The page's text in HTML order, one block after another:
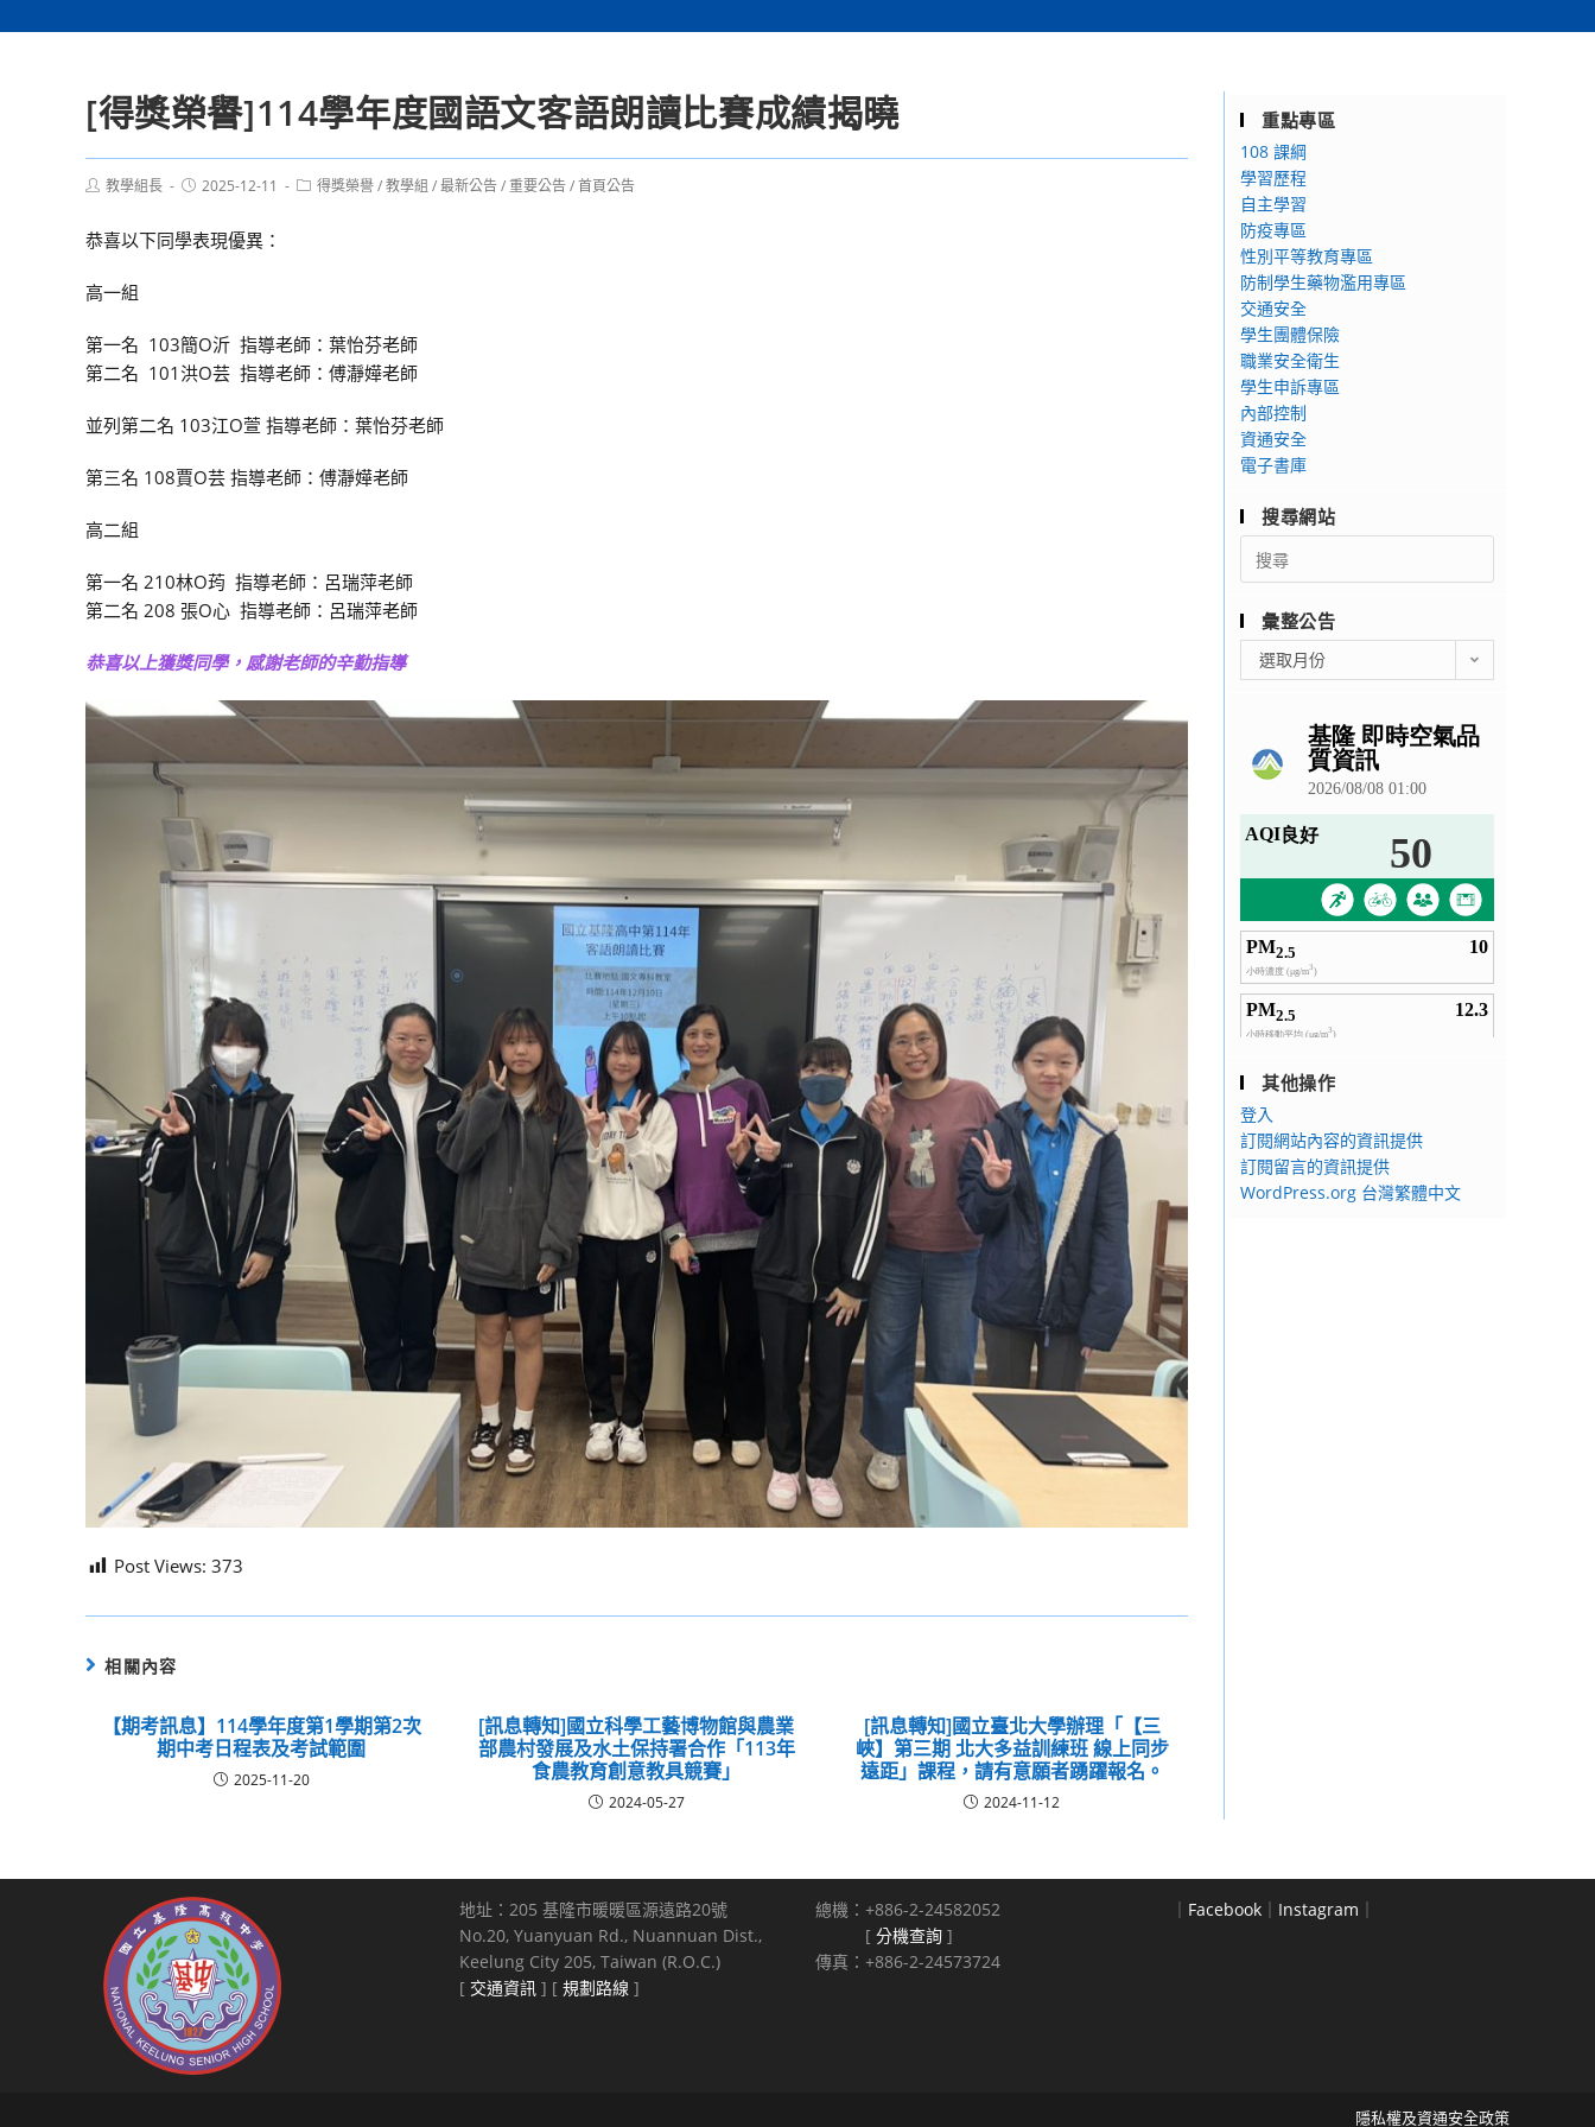
[得獎榮譽]114學年度國語文客語朗讀比賽成績揭曉
Post教學組長
Post2025-12-11
Post得獎榮譽/教學組 /最新公告/重要公告/首頁公告
恭喜以下同學表現優異：
高一組
第一名 103簡O沂 指導老師：葉怡芬老師
第二名 101洪O芸 指導老師：傅瀞嬅老師
並列第二名 103江O萱 指導老師：葉怡芬老師
第三名 108賈O芸 指導老師：傅瀞嬅老師
高二組
第一名 210林O荺 指導老師：呂瑞萍老師
第二名 208 張O心 指導老師：呂瑞萍老師
恭喜以上獲獎同學，感謝老師的辛勤指導
Post Views: 373
相關內容
【期考訊息】114學年度第1學期第2次
期中考日程表及考試範圍
2025-11-20
[訊息轉知]國立科學工藝博物館與農業
部農村發展及水土保持署合作「113年
食農教育創意教具競賽」
2024-05-27
[訊息轉知]國立臺北大學辦理「【三
峽】第三期 北大多益訓練班 線上同步
遠距」課程，請有意願者踴躍報名。
2024-11-12
重點專區
108 課綱
學習歷程
自主學習
防疫專區
性別平等教育專區
防制學生藥物濫用專區
交通安全
學生團體保險
職業安全衛生
學生申訴專區
內部控制
資通安全
電子書庫
搜尋網站
Search
for:
彙整公告
整
選取月份
其他操作
登入
訂閱網站內容的資訊提供
訂閱留言的資訊提供
WordPress.org 台灣繁體中文
地址：205 基隆市暖暖區源遠路20號
No.20, Yuanyuan Rd., Nuannuan Dist.,
Keelung City 205, Taiwan (R.O.C.)
[ 交通資訊 ] [ 規劃路線 ]
總機：+886-2-24582052
[ 分機查詢 ]
傳真：+886-2-24573724
｜ Facebook ｜ Instagram ｜
隱私權及資通安全政策